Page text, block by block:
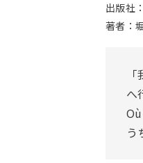
出版社
著者：
へ
う